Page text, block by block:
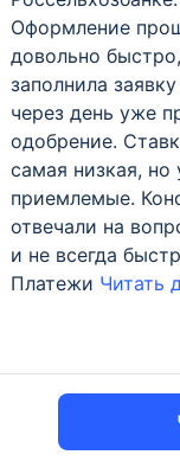
Оформление
довольно быстро,
заполнила
через день уже
одобрение.
самая низкая, но
приемлемые.
отвечали на
и не всегда
Платежи Читать